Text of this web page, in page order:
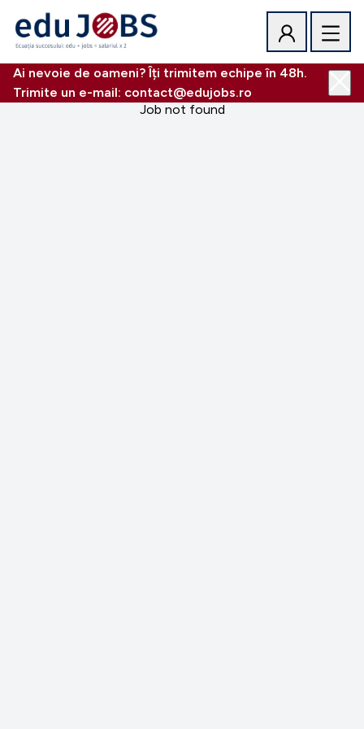
Ai nevoie de oameni? Îți trimitem echipe în 48h.
Trimite un e-mail: contact@edujobs.ro
Job not found